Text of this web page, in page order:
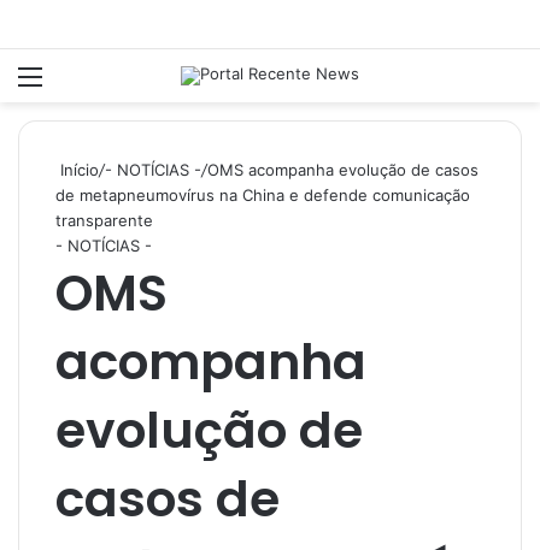
Início/- NOTÍCIAS -/OMS acompanha evolução de casos
de metapneumovírus na China e defende comunicação
transparente
- NOTÍCIAS -
OMS
acompanha
evolução de
casos de